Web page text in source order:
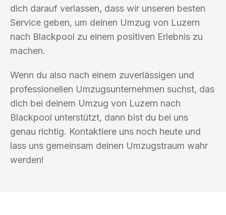
dich darauf verlassen, dass wir unseren besten
Service geben, um deinen Umzug von Luzern
nach Blackpool zu einem positiven Erlebnis zu
machen.
Wenn du also nach einem zuverlässigen und
professionellen Umzugsunternehmen suchst, das
dich bei deinem Umzug von Luzern nach
Blackpool unterstützt, dann bist du bei uns
genau richtig. Kontaktiere uns noch heute und
lass uns gemeinsam deinen Umzugstraum wahr
werden!